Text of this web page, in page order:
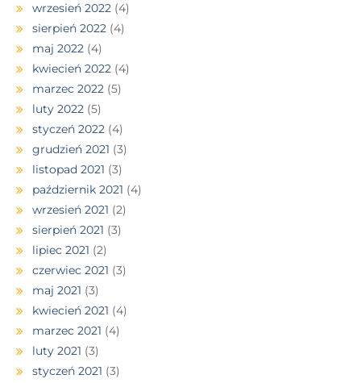
wrzesień 2022 (4)
sierpień 2022 (4)
maj 2022 (4)
kwiecień 2022 (4)
marzec 2022 (5)
luty 2022 (5)
styczeń 2022 (4)
grudzień 2021 (3)
listopad 2021 (3)
październik 2021 (4)
wrzesień 2021 (2)
sierpień 2021 (3)
lipiec 2021 (2)
czerwiec 2021 (3)
maj 2021 (3)
kwiecień 2021 (4)
marzec 2021 (4)
luty 2021 (3)
styczeń 2021 (3)